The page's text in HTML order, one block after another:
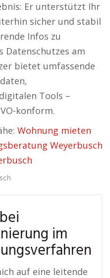
Er unterstützt Ihr
sicher und stabil
Infos zu
Datenschutzes am
bietet umfassende
Tools –
konform.
Wohnung mieten
Weyerbusch
im
auf eine leitende